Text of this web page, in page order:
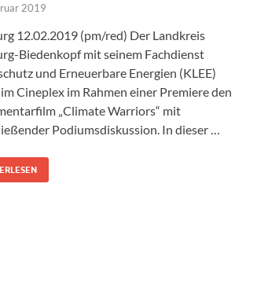
2019
12.02.2019 (pm/red) Der Landkreis
Biedenkopf mit seinem Fachdienst
und Erneuerbare Energien (KLEE)
Cineplex im Rahmen einer Premiere den
„Climate Warriors“ mit
Podiumsdiskussion. In dieser …